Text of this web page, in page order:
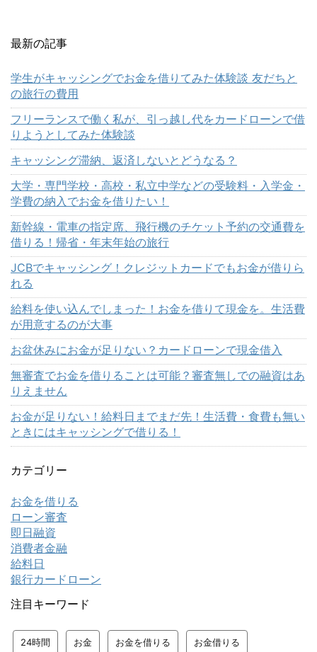
最新の記事
学生がキャッシングでお金を借りてみた体験談 友だちと
の旅行の費用
フリーランスで働く私が、引っ越し代をカードローンで借
りようとしてみた体験談
キャッシング滞納、返済しないとどうなる？
大学・専門学校・高校・私立中学などの受験料・入学金・
学費の納入でお金を借りたい！
新幹線・電車の指定席、飛行機のチケット予約の交通費を
借りる！帰省・年末年始の旅行
JCBでキャッシング！クレジットカードでもお金が借りら
れる
給料を使い込んでしまった！お金を借りて現金を。生活費
が用意するのが大事
お盆休みにお金が足りない？カードローンで現金借入
無審査でお金を借りることは可能？審査無しでの融資はあ
りえません
お金が足りない！給料日までまだ先！生活費・食費も無い
ときにはキャッシングで借りる！
カテゴリー
お金を借りる
ローン審査
即日融資
消費者金融
給料日
銀行カードローン
注目キーワード
24時間 お金 お金を借りる お金借りる